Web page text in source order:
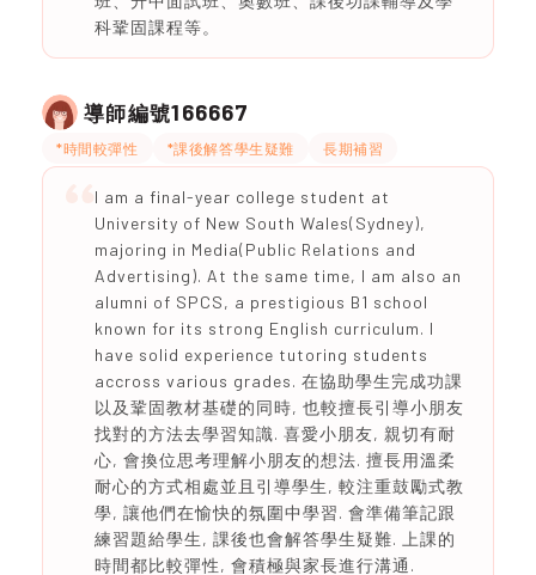
科鞏固課程等。
導師編號166667
*時間較彈性 *課後解答學生疑難 長期補習
I am a final-year college student at
University of New South Wales(Sydney),
majoring in Media(Public Relations and
Advertising). At the same time, I am also an
alumni of SPCS, a prestigious B1 school
known for its strong English curriculum. I
have solid experience tutoring students
accross various grades. 在協助學生完成功課
以及鞏固教材基礎的同時, 也較擅長引導小朋友
找對的方法去學習知識. 喜愛小朋友, 親切有耐
心, 會換位思考理解小朋友的想法. 擅長用溫柔
耐心的方式相處並且引導學生, 較注重鼓勵式教
學, 讓他們在愉快的氛圍中學習. 會準備筆記跟
練習題給學生, 課後也會解答學生疑難. 上課的
時間都比較彈性, 會積極與家長進行溝通.